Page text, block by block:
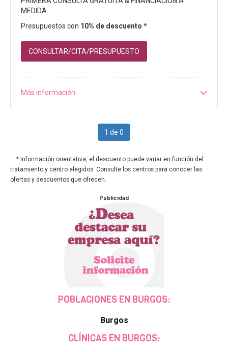
MEDIDA
Presupuestos con 10% de descuento *
CONSULTAR/CITA/PRESUPUESTO
Más información
1 de 0
* Información orientativa, el descuento puede variar en función del
tratamiento y centro elegidos. Consulte los centros para conocer las
ofertas y descuentos que ofrecen.
Publicidad
POBLACIONES EN BURGOS:
Burgos
CLÍNICAS EN BURGOS: